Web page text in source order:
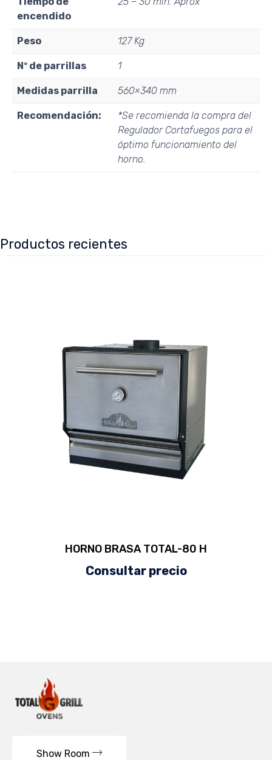
encendido
Peso 127 Kg
Nº de parrillas 1
Medidas parrilla 560×340 mm
Recomendación:
*Se recomienda la compra del
Regulador Cortafuegos para el
óptimo funcionamiento del
horno.
Productos recientes
HORNO BRASA TOTAL-80 H
Consultar precio
Show Room